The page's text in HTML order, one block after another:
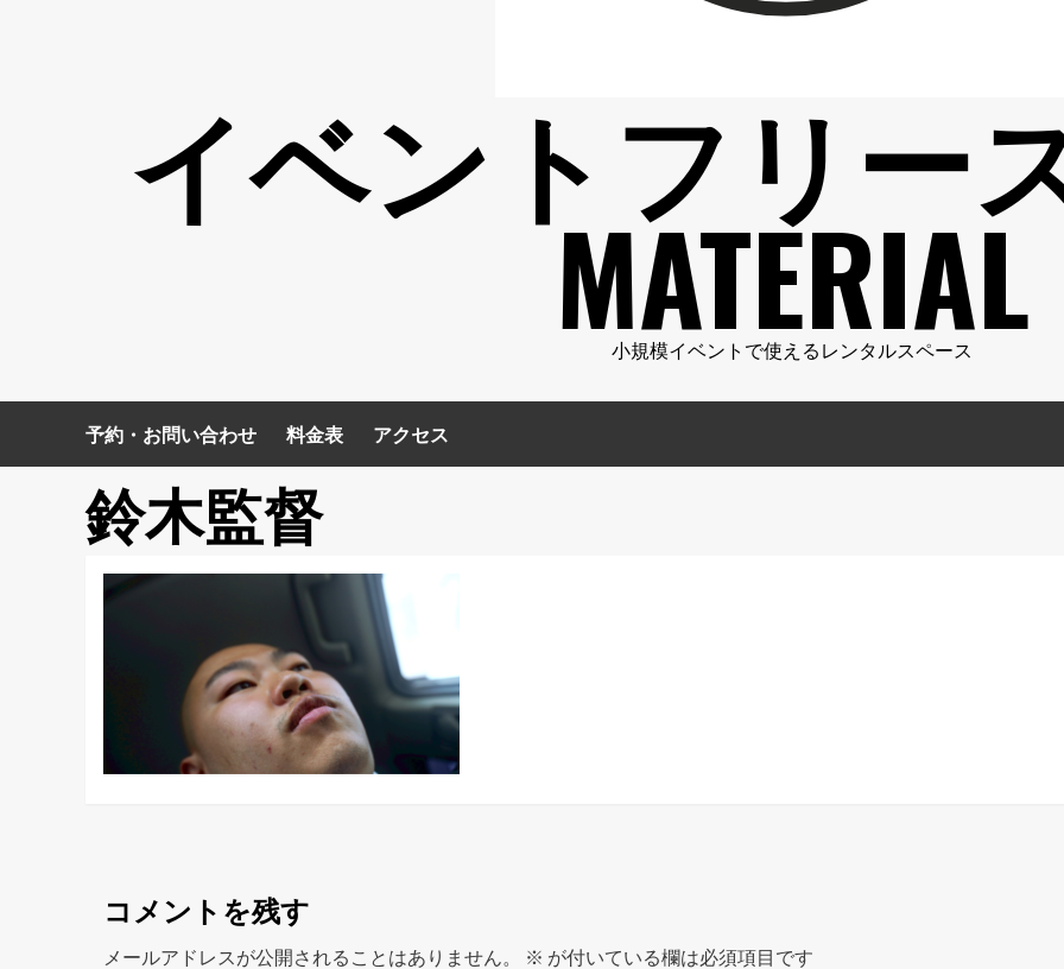
イベントフリー
MATERIAL
小規模イベントで使えるレンタルスペース
予約・お問い合わせ 料金表 アクセス
鈴木監督
コメントを残す
メールアドレスが公開されることはありません。 ※ が付いている欄は必須項目です